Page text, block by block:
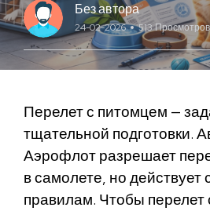
Без автора
24-02-2026 513 Просмотров
Перелет с питомцем —
тщательной подготовки.
Аэрофлот разрешает
в самолете, но действует
правилам. Чтобы перелет